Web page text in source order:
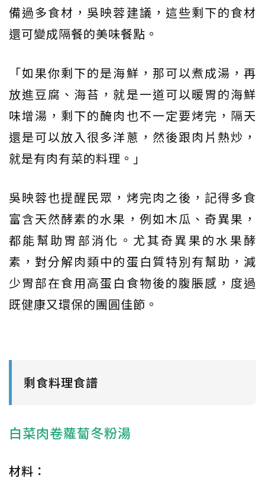
備過多食材，吳映蓉建議，這些剩下的食材
還可變成隔餐的美味餐點。
「如果你剩下的是海鮮，那可以煮成湯，再
放進豆腐、海苔，就是一道可以暖胃的海鮮
味增湯，剩下的醃肉也不一定要烤完，隔天
還是可以放入很多洋蔥，然後跟肉片熱炒，
就是有肉有菜的料理。」
吳映蓉也提醒民眾，烤完肉之後，記得多食
富含天然酵素的水果，例如木瓜、奇異果，
都能幫助胃部消化。尤其奇異果的水果酵
素，對分解肉類中的蛋白質特別有幫助，減
少胃部在食用高蛋白食物後的腹脹感，度過
既健康又環保的團圓佳節。
剩食料理食譜
白菜肉卷蘿蔔冬粉湯
材料：